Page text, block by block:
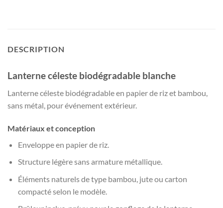
DESCRIPTION
Lanterne céleste biodégradable blanche
Lanterne céleste biodégradable en papier de riz et bambou,
sans métal, pour événement extérieur.
Matériaux et conception
Enveloppe en papier de riz.
Structure légère sans armature métallique.
Éléments naturels de type bambou, jute ou carton
compacté selon le modèle.